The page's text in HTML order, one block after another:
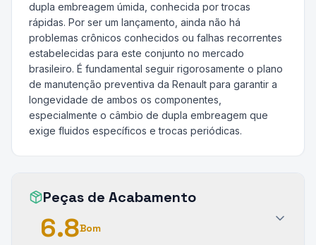
dupla embreagem úmida, conhecida por trocas
rápidas. Por ser um lançamento, ainda não há
problemas crônicos conhecidos ou falhas recorrentes
estabelecidas para este conjunto no mercado
brasileiro. É fundamental seguir rigorosamente o plano
de manutenção preventiva da Renault para garantir a
longevidade de ambos os componentes,
especialmente o câmbio de dupla embreagem que
exige fluidos específicos e trocas periódicas.
Peças de Acabamento
6.8Bom